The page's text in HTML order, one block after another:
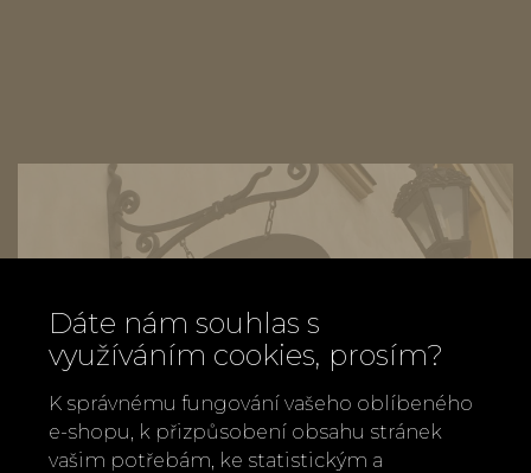
Dáte nám souhlas s
využíváním cookies, prosím?
K správnému fungování vašeho oblíbeného
e-shopu, k přizpůsobení obsahu stránek
vašim potřebám, ke statistickým a